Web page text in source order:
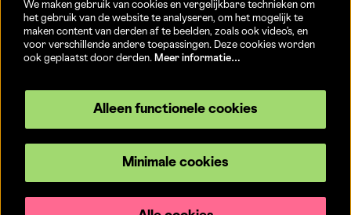
15/08)
© CC Brugge
We maken gebruik van cookies en vergelijkbare technieken om
het gebruik van de website te analyseren, om het mogelijk te
maken content van derden af te beelden, zoals ook video’s, en
voor verschillende andere toepassingen. Deze cookies worden
ook geplaatst door derden. Meer informatie…
Alleen functionele cookies
Minimale cookies